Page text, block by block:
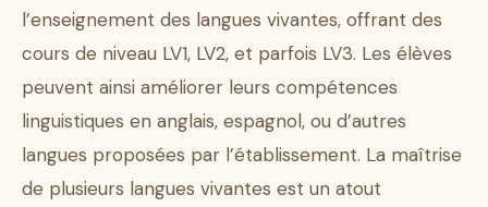
l’enseignement des langues vivantes, offrant des
cours de niveau LV1, LV2, et parfois LV3. Les élèves
peuvent ainsi améliorer leurs compétences
linguistiques en anglais, espagnol, ou d’autres
langues proposées par l’établissement. La maîtrise
de plusieurs langues vivantes est un atout